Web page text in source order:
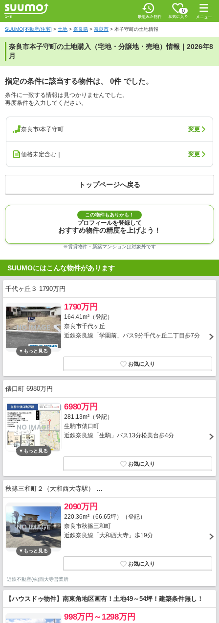
0
SUUMO[不動産/住宅] > 土地 > 奈良県 > 奈良市 > 本子守町の土地情報
奈良市本子守町の土地購入（宅地・分譲地・売地）情報｜2026年8
月
指定の条件に該当する物件は、 0件 でした。
条件に一致する情報は見つかりませんでした。
再度条件を入力してください。
奈良市/本子守町 変更
価格未定含む｜ 変更
トップページへ戻る
この物件もありかも！
プロフィールを登録して
おすすめ物件の精度を上げよう！
※賃貸物件・新築マンションは対象外です
SUUMOにはこんな物件があります
千代ヶ丘３ 1790万円
1790万円
164.41m²（登記）
奈良市千代ヶ丘
近鉄奈良線「学園前」バス9分千代ヶ丘二丁目歩7分
俵口町 6980万円
6980万円
281.13m²（登記）
生駒市俵口町
近鉄奈良線「生駒」バス13分松美台歩4分
秋篠三和町２（大和西大寺駅） …
2090万円
220.36m²（66.65坪）（登記）
奈良市秋篠三和町
近鉄奈良線「大和西大寺」歩19分
近鉄不動産(株)西大寺営業所
【ハウスドゥ物件】南東角地区画有！土地49～54坪！建築条件無し！
998万円～1298万円